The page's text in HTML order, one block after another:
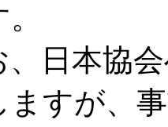
日本協会
ますが、